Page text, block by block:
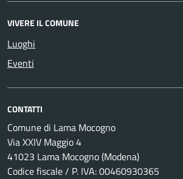
VIVERE IL COMUNE
Luoghi
Eventi
CONTATTI
Comune di Lama Mocogno
Via XXIV Maggio 4
41023 Lama Mocogno (Modena)
Codice fiscale / P. IVA: 00460930365